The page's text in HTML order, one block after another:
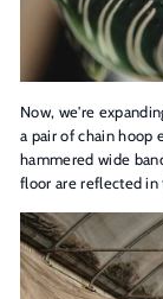
Now, we're
a pair of chain hoop
hammered wide
floor are reflected in